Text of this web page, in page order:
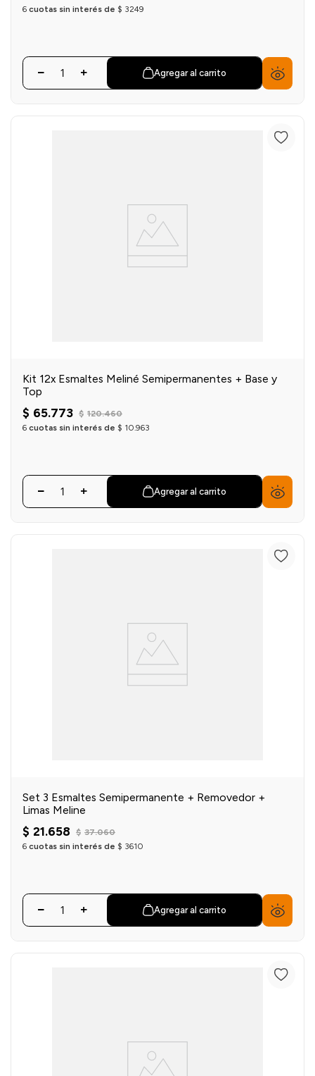
6 cuotas sin interés de $ 3249
Agregar al carrito
Kit 12x Esmaltes Meliné Semipermanentes + Base y
Top
$ 65.773 $ 120.460
6 cuotas sin interés de $ 10.963
Agregar al carrito
Set 3 Esmaltes Semipermanente + Removedor +
Limas Meline
$ 21.658 $ 37.060
6 cuotas sin interés de $ 3610
Agregar al carrito